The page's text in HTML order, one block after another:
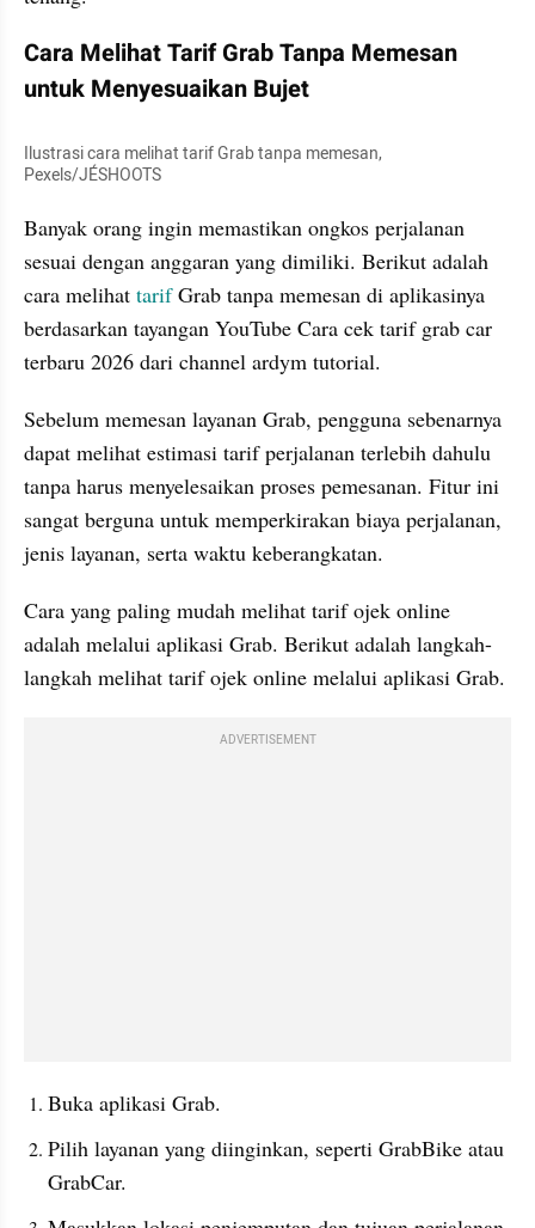
Cara Melihat Tarif Grab Tanpa Memesan
untuk Menyesuaikan Bujet
Ilustrasi cara melihat tarif Grab tanpa memesan,
Pexels/JÉSHOOTS
Banyak orang ingin memastikan ongkos perjalanan
sesuai dengan anggaran yang dimiliki. Berikut adalah
cara melihat tarif Grab tanpa memesan di aplikasinya
berdasarkan tayangan YouTube Cara cek tarif grab car
terbaru 2026 dari channel ardym tutorial.
Sebelum memesan layanan Grab, pengguna sebenarnya
dapat melihat estimasi tarif perjalanan terlebih dahulu
tanpa harus menyelesaikan proses pemesanan. Fitur ini
sangat berguna untuk memperkirakan biaya perjalanan,
jenis layanan, serta waktu keberangkatan.
Cara yang paling mudah melihat tarif ojek online
adalah melalui aplikasi Grab. Berikut adalah langkah-
langkah melihat tarif ojek online melalui aplikasi Grab.
ADVERTISEMENT
Buka aplikasi Grab.
Pilih layanan yang diinginkan, seperti GrabBike atau
GrabCar.